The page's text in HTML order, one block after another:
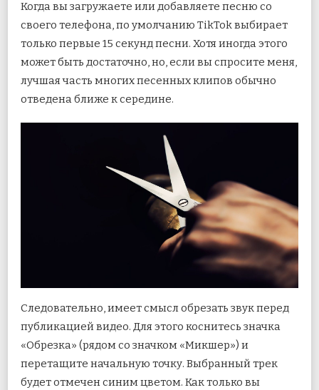
Когда вы загружаете или добавляете песню со
своего телефона, по умолчанию TikTok выбирает
только первые 15 секунд песни. Хотя иногда этого
может быть достаточно, но, если вы спросите меня,
лучшая часть многих песенных клипов обычно
отведена ближе к середине.
Следовательно, имеет смысл обрезать звук перед
публикацией видео. Для этого коснитесь значка
«Обрезка» (рядом со значком «Микшер») и
перетащите начальную точку. Выбранный трек
будет отмечен синим цветом. Как только вы